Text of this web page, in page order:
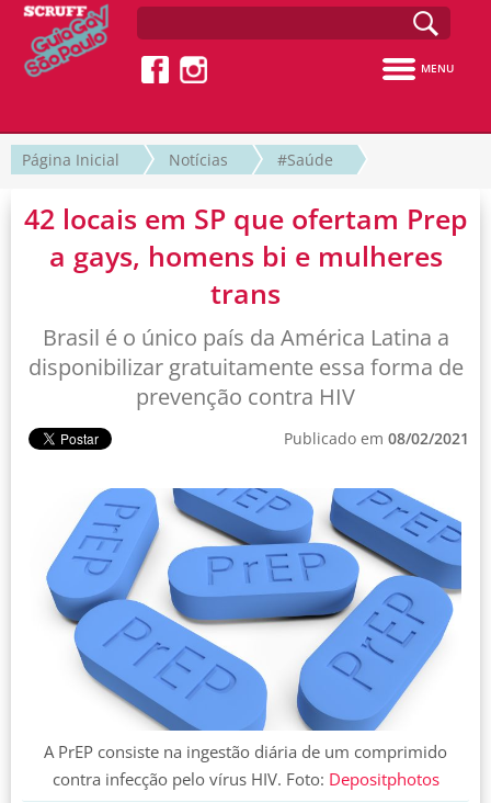
MENU
Página Inicial Notícias #Saúde
42 locais em SP que ofertam Prep
a gays, homens bi e mulheres
trans
Brasil é o único país da América Latina a
disponibilizar gratuitamente essa forma de
prevenção contra HIV
Publicado em 08/02/2021
A PrEP consiste na ingestão diária de um comprimido
contra infecção pelo vírus HIV. Foto: Depositphotos